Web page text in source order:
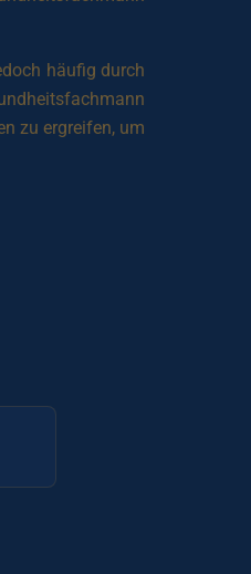
häufig durch
zu ergreifen, um